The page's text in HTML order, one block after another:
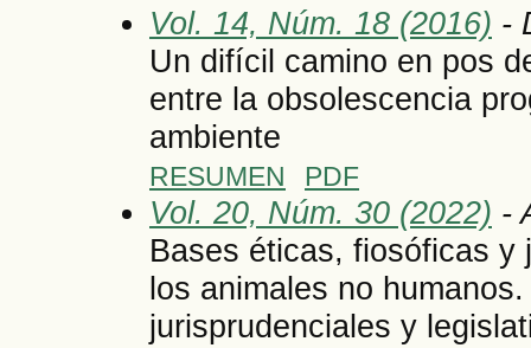
Vol. 14, Núm. 18 (2016) -
Un difícil camino en pos
entre la obsolescencia
ambiente
RESUMEN PDF
Vol. 20, Núm. 30 (2022) -
Bases éticas, fiosóficas
los animales no
jurisprudenciales y